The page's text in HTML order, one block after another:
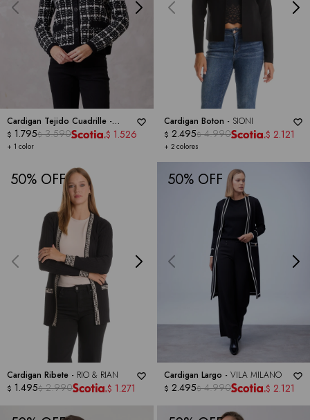
Cardigan Tejido Cuadrille -
NINETY CLOTHING
+ 1 color
$ 1.795$ 3.590 $ 1.526
Cardigan Boton - SIONI
+ 2 colores
$ 2.495$ 4.990 $ 2.121
50
Cardigan Ribete - RIO & RIAN
$ 1.495$ 2.990 $ 1.271
50
Cardigan Largo - VILA MILANO
$ 2.495$ 4.990 $ 2.121